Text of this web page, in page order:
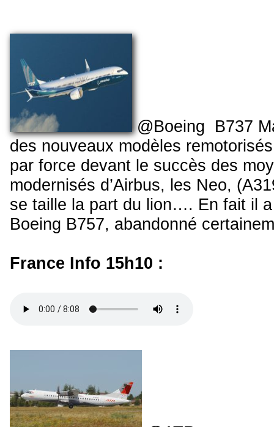
@Boeing B737
des nouveaux modèles
par force devant le succès des
modernisés d’Airbus, les Neo,
se taille la part du lion…. En fait il a
Boeing B757, abandonné
France Info 15h10 :